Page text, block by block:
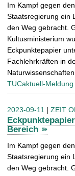
Im Kampf gegen
Staatsregierung ein
den Weg gebracht.
Kultusministerium
Eckpunktepapier
Fachlehrkräften in
TUCaktuell-Meldung
2023-09-11 | ZEIT
Bereich
Im Kampf gegen
Staatsregierung ein
den Weg gebracht.